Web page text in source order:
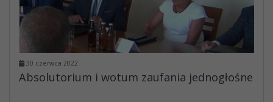
30 czerwca 2022
Absolutorium i wotum zaufania jednogłośne